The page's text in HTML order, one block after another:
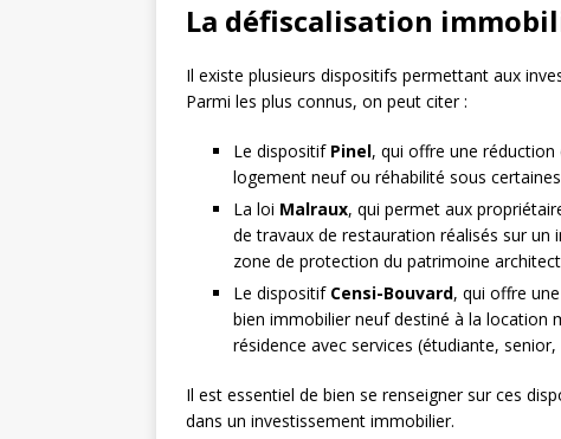
La défiscalisation
Il existe plusieurs dispositifs permettant aux
Parmi les plus connus, on peut citer :
Le dispositif Pinel, qui offre une réduction
logement neuf ou réhabilité sous
La loi Malraux, qui permet aux
de travaux de restauration réalisés sur un
zone de protection du patrimoine
Le dispositif Censi-Bouvard, qui offre
bien immobilier neuf destiné à la location
résidence avec services (étudiante, senior,
Il est essentiel de bien se renseigner sur ces
dans un investissement immobilier.